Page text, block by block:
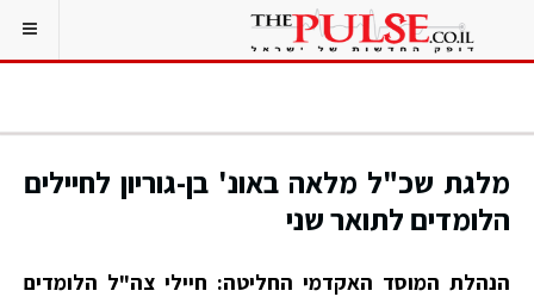
מלגת שכ"ל מלאה באונ' בן-גוריון לחיילים
הלומדים לתואר שני
הנהלת המוסד האקדמי החליטה: חיילי צה"ל הלומדים